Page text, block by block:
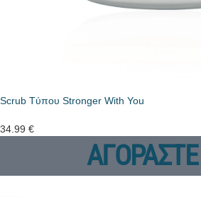
Scrub Tύπου Stronger With You
34.99 €